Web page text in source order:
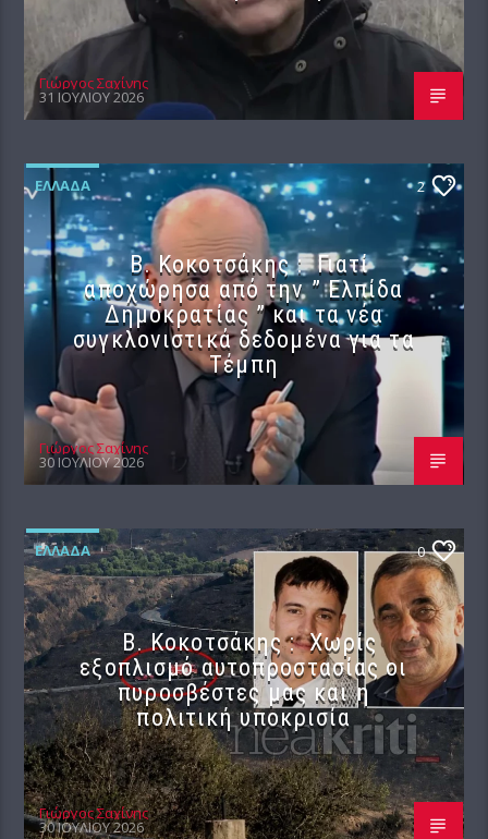
Γιώργος Σαχίνης
31 ΙΟΥΛΊΟΥ 2026
ΕΛΛΆΔΑ 2
Β. Κοκοτσάκης : Γιατί
αποχώρησα από την ” Ελπίδα
Δημοκρατίας ” και τα νέα
συγκλονιστικά δεδομένα για τα
Τέμπη
Γιώργος Σαχίνης
30 ΙΟΥΛΊΟΥ 2026
ΕΛΛΆΔΑ 0
Β. Κοκοτσάκης : Χωρίς
εξοπλισμό αυτοπροστασίας οι
πυροσβέστες μας και η
πολιτική υποκρισία
Γιώργος Σαχίνης
30 ΙΟΥΛΊΟΥ 2026